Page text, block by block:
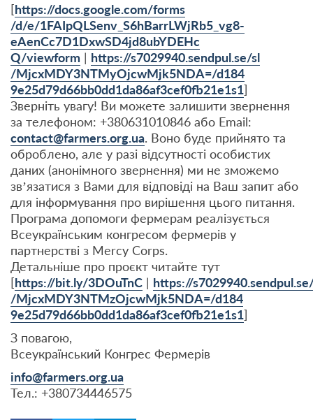
[https://docs.google.com/forms
/d/e/1FAIpQLSenv_S6hBarrLWjRb5 _vg8-
eAenCc7D1DxwSD4jd8ubYDEHc
Q/viewform | https://s7029940.sendpul.se/sl
/MjcxMDY3NTMyOjcwMjk5NDA=/d184
9e25d79d66bb0dd1da86af3cef0fb21e1s1]
Зверніть увагу! Ви можете залишити звернення
за телефоном: +380631010846 або Email:
contact@farmers.org.ua. Воно буде прийнято та
оброблено, але у разі відсутності особистих
даних (анонімного звернення) ми не зможемо
зв’язатися з Вами для відповіді на Ваш запит або
для інформування про вирішення цього питання.
Програма допомоги фермерам реалізується
Всеукраїнським конгресом фермерів у
партнерстві з Mercy Corps.
Детальніше про проєкт читайте тут
[https://bit.ly/3DOuTnC | https://
/MjcxMDY3NTMzOjcwMjk5NDA=/d184
9e25d79d66bb0dd1da86af3cef0fb21e1s1]
З повагою,
Всеукраїнський Конгрес Фермерів
info@farmers.org.ua
Тел.: +380734446575